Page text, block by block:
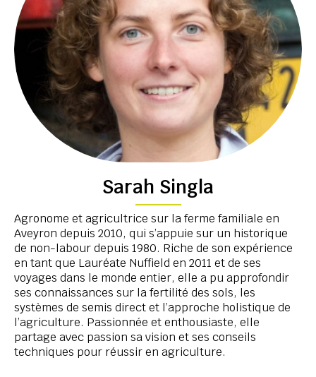
Sarah Singla
Agronome et agricultrice sur la ferme familiale en
Aveyron depuis 2010, qui s’appuie sur un historique
de non-labour depuis 1980. Riche de son expérience
en tant que Lauréate Nuffield en 2011 et de ses
voyages dans le monde entier, elle a pu approfondir
ses connaissances sur la fertilité des sols, les
systèmes de semis direct et l’approche holistique de
l’agriculture. Passionnée et enthousiaste, elle
partage avec passion sa vision et ses conseils
techniques pour réussir en agriculture.